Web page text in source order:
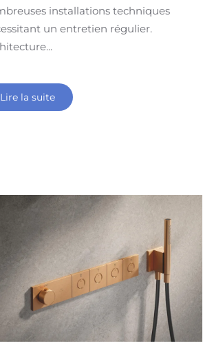
installations techniques
un entretien régulier.
Lire la suite